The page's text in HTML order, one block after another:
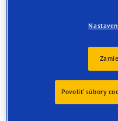
Povoliť súbory